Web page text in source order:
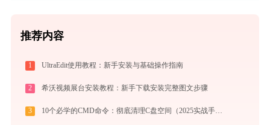
推荐内容
1 UltraEdit使用教程：新手安装与基础操作指南
2 希沃视频展台安装教程：新手下载安装完整图文步骤
3 10个必学的CMD命令：彻底清理C盘空间（2025实战手册）